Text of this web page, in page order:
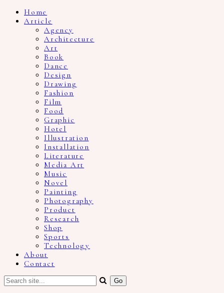
Home
Article
Agency
Architecture
Art
Book
Dance
Design
Drawing
Fashion
Film
Food
Graphic
Hotel
Illustration
Installation
Literature
Media Art
Music
Novel
Painting
Photography
Product
Research
Shop
Sports
Technology
About
Contact